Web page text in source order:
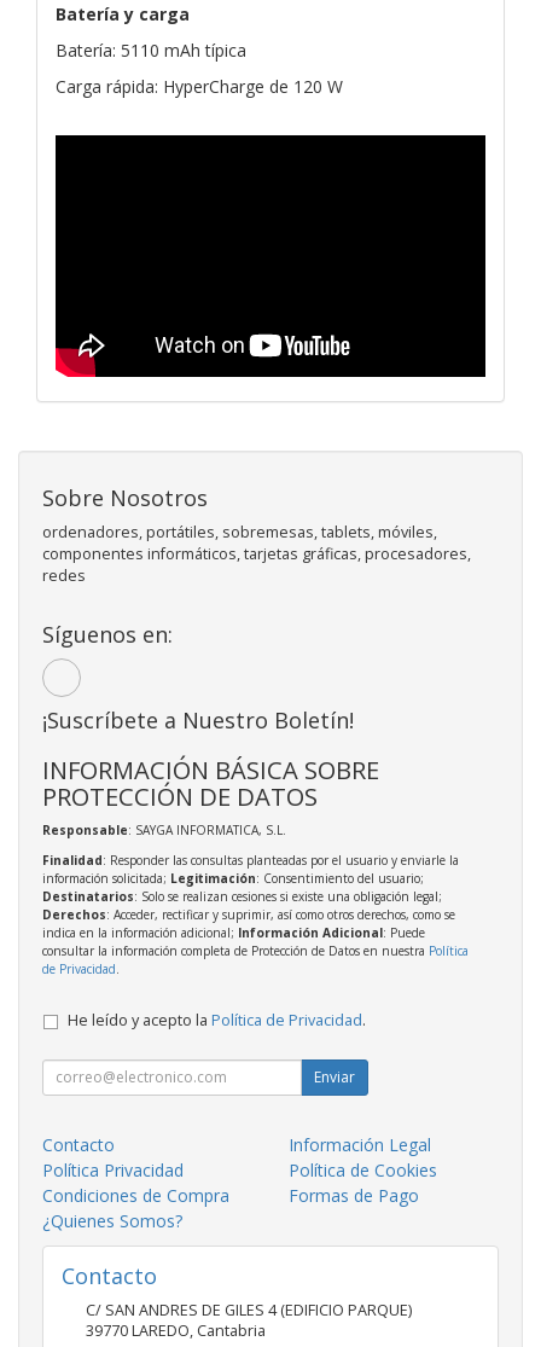
Batería y carga
Batería: 5110 mAh típica
Carga rápida: HyperCharge de 120 W
Sobre Nosotros
ordenadores, portátiles, sobremesas, tablets, móviles,
componentes informáticos, tarjetas gráficas, procesadores,
redes
Síguenos en:
¡Suscríbete a Nuestro Boletín!
INFORMACIÓN BÁSICA SOBRE
PROTECCIÓN DE DATOS
Responsable: SAYGA INFORMATICA, S.L.
Finalidad: Responder las consultas planteadas por el usuario y enviarle la
información solicitada; Legitimación: Consentimiento del usuario;
Destinatarios: Solo se realizan cesiones si existe una obligación legal;
Derechos: Acceder, rectificar y suprimir, así como otros derechos, como se
indica en la información adicional; Información Adicional: Puede
consultar la información completa de Protección de Datos en nuestra Política
de Privacidad.
He leído y acepto la Política de Privacidad.
Enviar
Contacto
Información Legal
Política Privacidad
Política de Cookies
Condiciones de Compra
Formas de Pago
¿Quienes Somos?
Contacto
C/ SAN ANDRES DE GILES 4 (EDIFICIO PARQUE)
39770LAREDO, Cantabria